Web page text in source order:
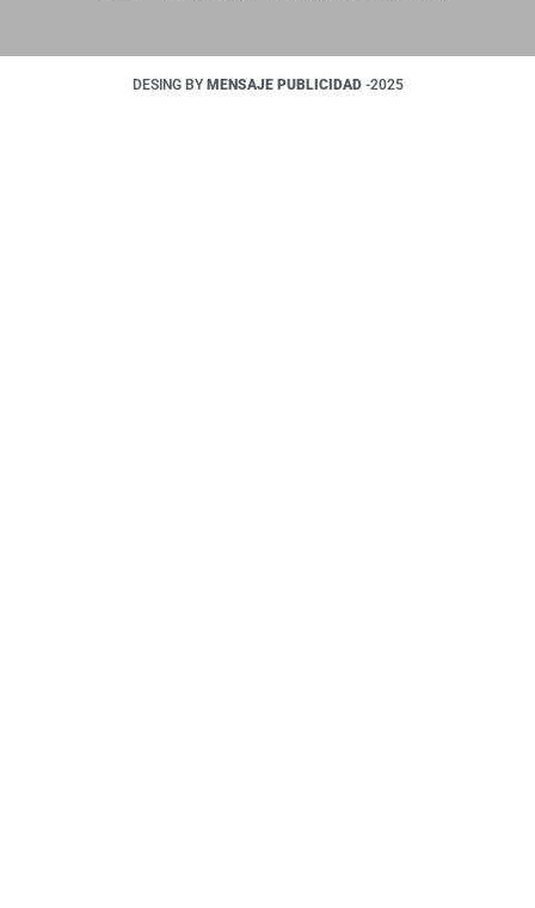
DESING BY MENSAJE PUBLICIDAD -2025